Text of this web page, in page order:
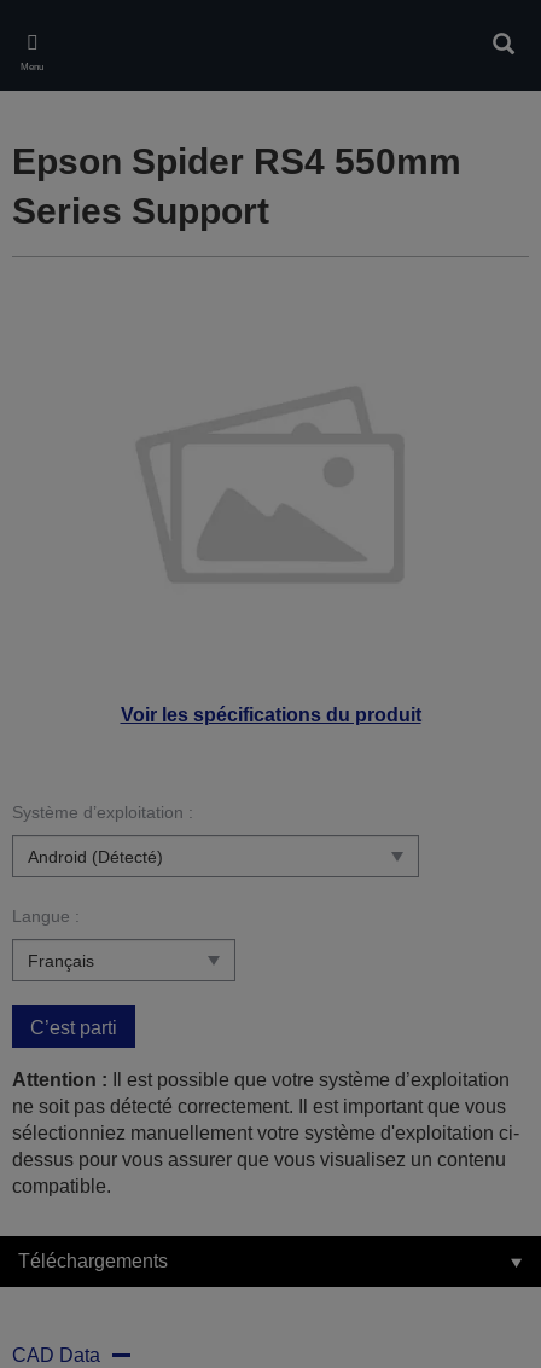
main
content
Menu
Voir les spécifications du produit
Epson Spider RS4 550mm
Series Support
Système d’exploitation :
Langue :
C’est parti
Attention : Il est possible que votre système d’exploitation
ne soit pas détecté correctement. Il est important que vous
sélectionniez manuellement votre système d'exploitation ci-
dessus pour vous assurer que vous visualisez un contenu
compatible.
Téléchargements
CAD Data